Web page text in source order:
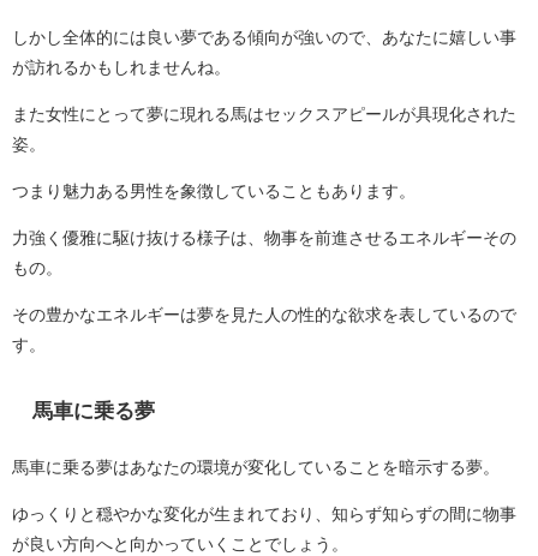
しかし全体的には良い夢である傾向が強いので、あなたに嬉しい事
が訪れるかもしれませんね。
また女性にとって夢に現れる馬はセックスアピールが具現化された
姿。
つまり魅力ある男性を象徴していることもあります。
力強く優雅に駆け抜ける様子は、物事を前進させるエネルギーその
もの。
その豊かなエネルギーは夢を見た人の性的な欲求を表しているので
す。
馬車に乗る夢
馬車に乗る夢はあなたの環境が変化していることを暗示する夢。
ゆっくりと穏やかな変化が生まれており、知らず知らずの間に物事
が良い方向へと向かっていくことでしょう。